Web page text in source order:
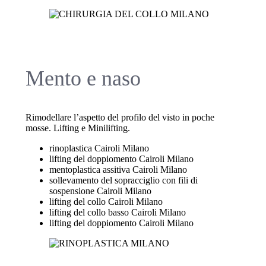
Mento e naso
Rimodellare l’aspetto del profilo del visto in poche
mosse. Lifting e Minilifting.
rinoplastica Cairoli Milano
lifting del doppiomento Cairoli Milano
mentoplastica assitiva Cairoli Milano
sollevamento del sopracciglio con fili di
sospensione Cairoli Milano
lifting del collo Cairoli Milano
lifting del collo basso Cairoli Milano
lifting del doppiomento Cairoli Milano